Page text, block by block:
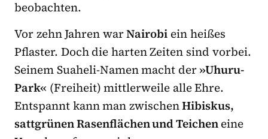
beobachten.
Vor zehn Jahren warNairobi ein heißes
Pflaster. Doch die harten Zeiten sind vorbei.
Seinem Suaheli-Namen macht der»Uhuru-
Park« (Freiheit) mittlerweile alle Ehre.
Entspannt kann man zwischenHibiskus,
sattgrünen Rasenflächen und Teicheneine